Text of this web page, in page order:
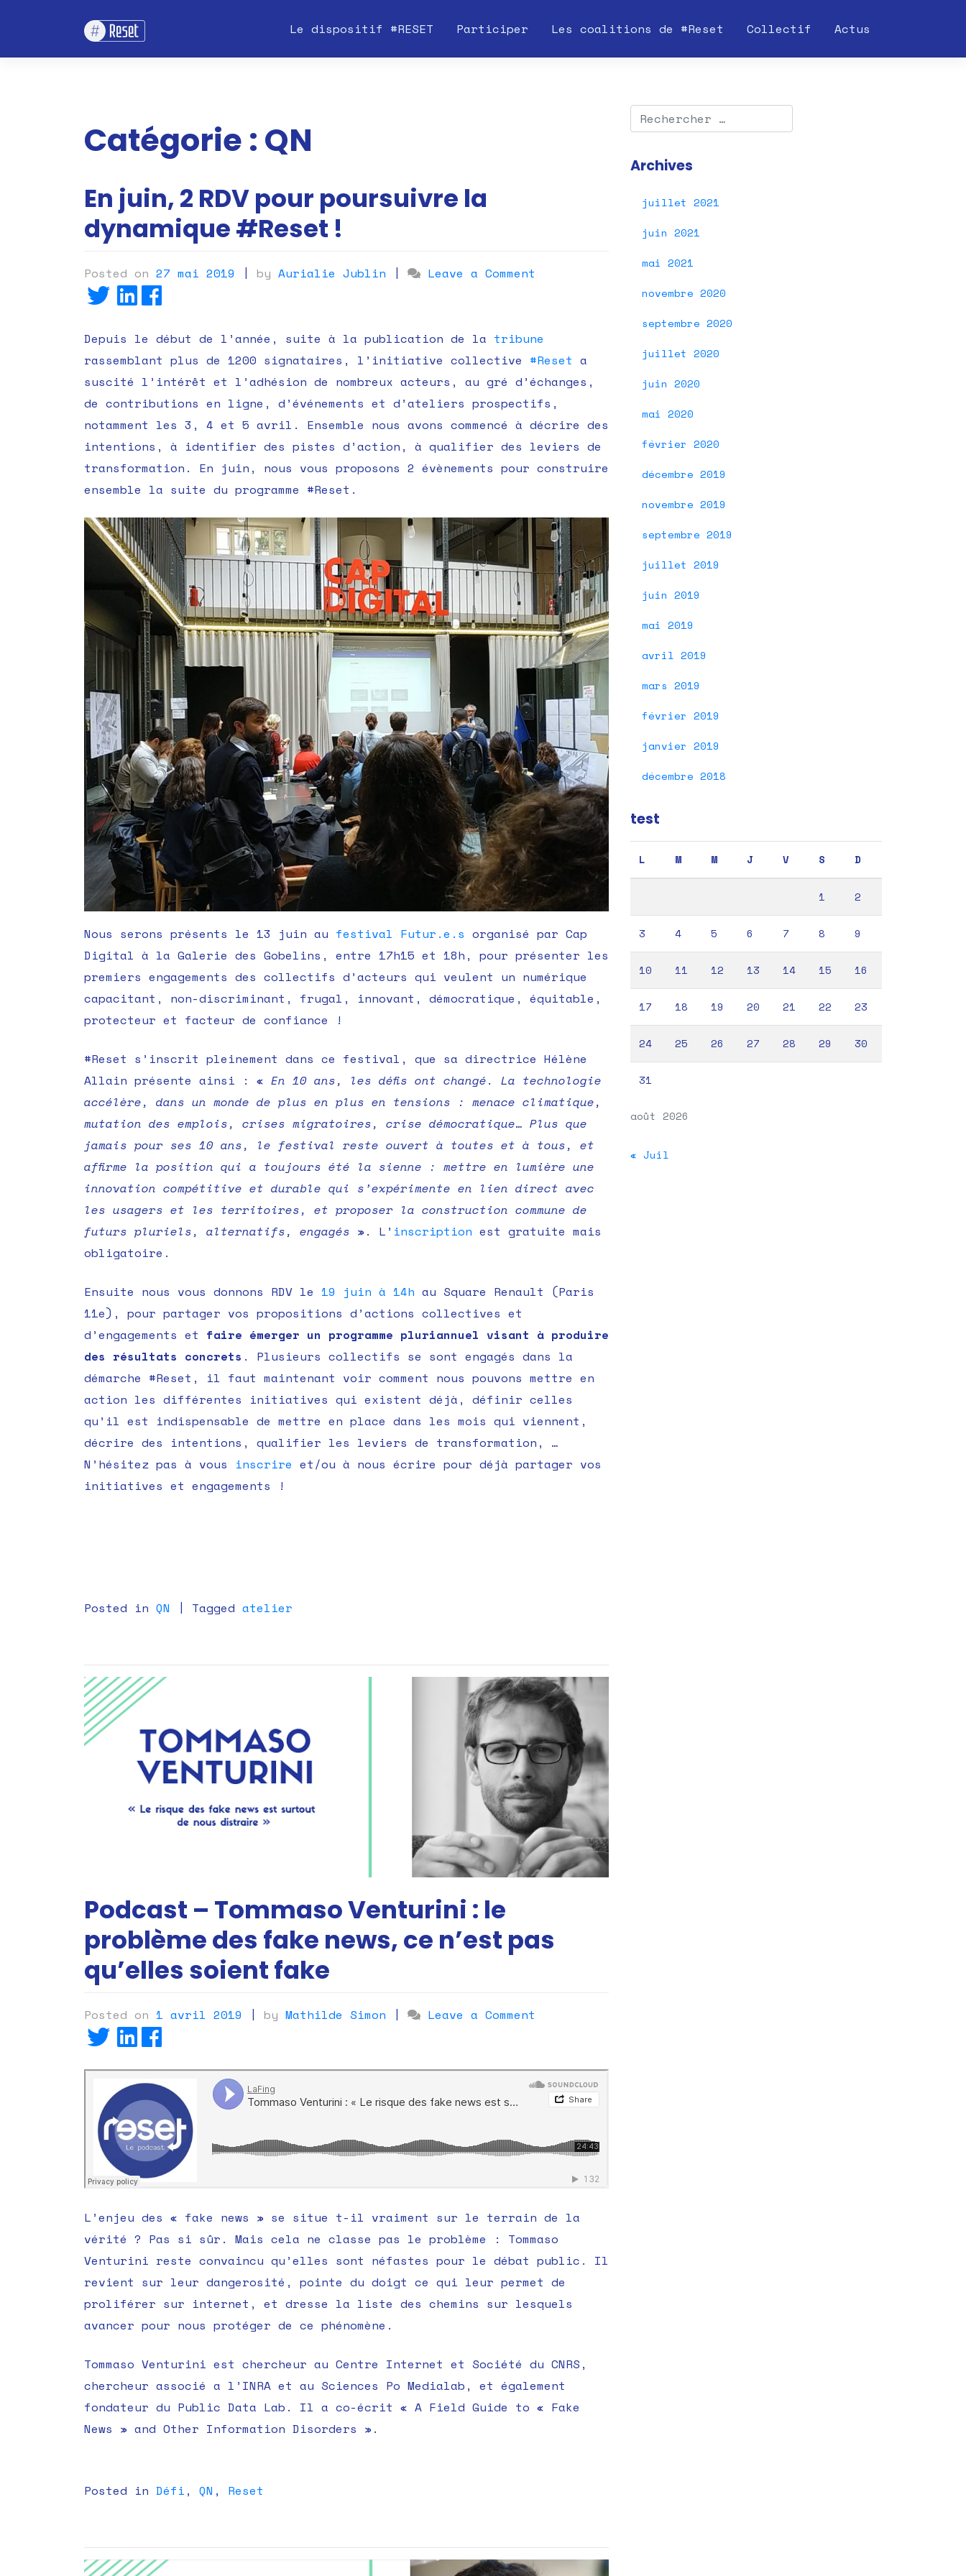
content
Le dispositif #RESET Participer Les coalitions de #Reset Collectif Actus
Catégorie : QN
En juin, 2 RDV pour poursuivre la
dynamique #Reset !
Posted on 27 mai 2019 | by Aurialie Jublin | Leave a Comment
2
RDV
pour
poursuivre
la
dynamique
#Reset
Depuis le début de l’année, suite à la publication de la tribune
rassemblant plus de 1200 signataires, l’initiative collective #Reset a
suscité l’intérêt et l’adhésion de nombreux acteurs, au gré d’échanges,
de contributions en ligne, d’événements et d’ateliers prospectifs,
notamment les 3, 4 et 5 avril. Ensemble nous avons commencé à décrire des
intentions, à identifier des pistes d’action, à qualifier des leviers de
transformation. En juin, nous vous proposons 2 évènements pour construire
ensemble la suite du programme #Reset.
Nous serons présents le 13 juin au festival Futur.e.s organisé par Cap
Digital à la Galerie des Gobelins, entre 17h15 et 18h, pour présenter les
premiers engagements des collectifs d’acteurs qui veulent un numérique
capacitant, non-discriminant, frugal, innovant, démocratique, équitable,
protecteur et facteur de confiance !
#Reset s’inscrit pleinement dans ce festival, que sa directrice Hélène
Allain présente ainsi : « En 10 ans, les défis ont changé. La technologie
accélère, dans un monde de plus en plus en tensions : menace climatique,
mutation des emplois, crises migratoires, crise démocratique… Plus que
jamais pour ses 10 ans, le festival reste ouvert à toutes et à tous, et
affirme la position qui a toujours été la sienne : mettre en lumière une
innovation compétitive et durable qui s’expérimente en lien direct avec
les usagers et les territoires, et proposer la construction commune de
futurs pluriels, alternatifs, engagés ». L’ inscription est gratuite mais
obligatoire.
Ensuite nous vous donnons RDV le 19 juin à 14h au Square Renault (Paris
11e), pour partager vos propositions d’actions collectives et
d’engagements et faire émerger un programme pluriannuel visant à produire
des résultats concrets . Plusieurs collectifs se sont engagés dans la
démarche #Reset, il faut maintenant voir comment nous pouvons mettre en
action les différentes initiatives qui existent déjà, définir celles
qu’il est indispensable de mettre en place dans les mois qui viennent,
décrire des intentions, qualifier les leviers de transformation, …
N’hésitez pas à vous inscrire et/ou à nous écrire pour déjà partager vos
initiatives et engagements !
Posted in QN | Tagged atelier
Podcast – Tommaso Venturini : le
problème des fake news, ce n’est pas
qu’elles soient fake
Posted on 1 avril 2019 | by Mathilde Simon | Leave a Comment
Tommaso
Venturini
le
des
n’est
qu’elles
fake
L’enjeu des « fake news » se situe t-il vraiment sur le terrain de la
vérité ? Pas si sûr. Mais cela ne classe pas le problème : Tommaso
Venturini reste convaincu qu’elles sont néfastes pour le débat public. Il
revient sur leur dangerosité, pointe du doigt ce qui leur permet de
proliférer sur internet, et dresse la liste des chemins sur lesquels
avancer pour nous protéger de ce phénomène.
Tommaso Venturini est chercheur au Centre Internet et Société du CNRS,
chercheur associé a l’INRA et au Sciences Po Medialab, et également
fondateur du Public Data Lab. Il a co-écrit « A Field Guide to « Fake
News » and Other Information Disorders ».
Posted in Défi , QN , Reset
Archives
juillet 2021
juin 2021
mai 2021
novembre 2020
septembre 2020
juillet 2020
juin 2020
mai 2020
février 2020
décembre 2019
novembre 2019
septembre 2019
juillet 2019
juin 2019
mai 2019
avril 2019
mars 2019
février 2019
janvier 2019
décembre 2018
test
août 2026
L M M J V S D
1 2
3 4 5 6 7 8 9
10 11 12 13 14 15 16
17 18 19 20 21 22 23
24 25 26 27 28 29 30
31
« Juil